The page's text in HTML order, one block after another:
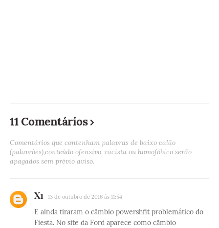
11 Comentários
Comentários que contenham palavras de baixo calão
(palavrões),conteúdo ofensivo, racista ou homofóbico serão
apagados sem prévio aviso.
X1 13 de outubro de 2016 às 11:54
E ainda tiraram o câmbio powershfit problemático do
Fiesta. No site da Ford aparece como câmbio